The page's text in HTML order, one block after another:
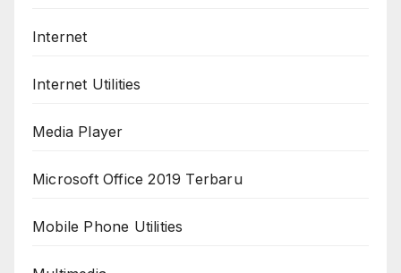
Internet
Internet Utilities
Media Player
Microsoft Office 2019 Terbaru
Mobile Phone Utilities